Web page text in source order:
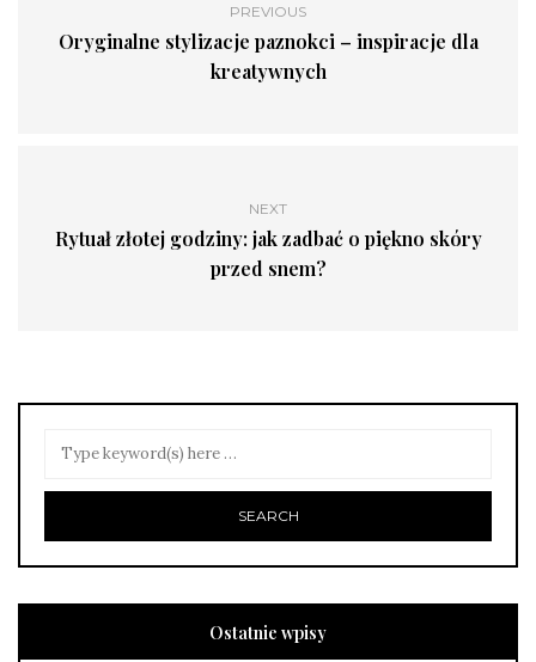
PREVIOUS
Oryginalne stylizacje paznokci – inspiracje dla
kreatywnych
NEXT
Rytuał złotej godziny: jak zadbać o piękno skóry
przed snem?
Ostatnie wpisy